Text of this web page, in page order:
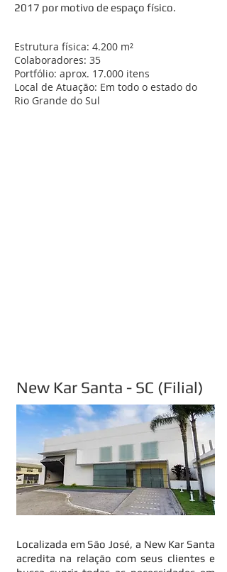
2017 por motivo de espaço físico.
Estrutura física: 4.200 m²
Colaboradores: 35
Portfólio: aprox. 17.000 itens
Local de Atuação: Em todo o estado do
Rio Grande do Sul
New Kar Santa - SC (Filial)
Localizada em São José, a New Kar Santa
acredita na relação com seus clientes e